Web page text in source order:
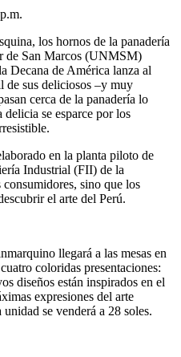
los hornos de la panadería
de San Marcos (UNMSM)
Decana de América lanza al
de sus deliciosos –y muy
cerca de la panadería lo
delicia se esparce por los
en la planta piloto de
Industrial (FII) de la
sino que los
el arte del Perú.
llegará a las mesas en
coloridas presentaciones:
diseños están inspirados en el
expresiones del arte
se venderá a 28 soles.